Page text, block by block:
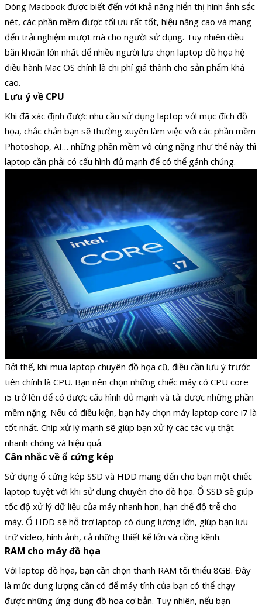
Dòng Macbook được biết đến với khả năng hiển thị hình ảnh sắc
nét, các phần mềm được tối ưu rất tốt, hiệu năng cao và mang
đến trải nghiệm mượt mà cho người sử dụng. Tuy nhiên điều
băn khoăn lớn nhất để nhiều người lựa chọn laptop đồ họa hệ
điều hành Mac OS chính là chi phí giá thành cho sản phẩm khá
cao.
Lưu ý về CPU
Khi đã xác định được nhu cầu sử dụng laptop với mục đích đồ
họa, chắc chắn bạn sẽ thường xuyên làm việc với các phần mềm
Photoshop, AI… những phần mềm vô cùng nặng như thế này thì
laptop cần phải có cấu hình đủ mạnh để có thể gánh chúng.
Bởi thế, khi mua laptop chuyên đồ họa cũ, điều cần lưu ý trước
tiên chính là CPU. Bạn nên chọn những chiếc máy có CPU core
i5 trở lên để có được cấu hình đủ mạnh và tải được những phần
mềm nặng. Nếu có điều kiện, bạn hãy chọn máy laptop core i7 là
tốt nhất. Chip xử lý mạnh sẽ giúp bạn xử lý các tác vụ thật
nhanh chóng và hiệu quả.
Cân nhắc về ổ cứng kép
Sử dụng ổ cứng kép SSD và HDD mang đến cho bạn một chiếc
laptop tuyệt vời khi sử dụng chuyên cho đồ họa. Ổ SSD sẽ giúp
tốc độ xử lý dữ liệu của máy nhanh hơn, hạn chế độ trễ cho
máy. Ổ HDD sẽ hỗ trợ laptop có dung lượng lớn, giúp bạn lưu
trữ video, hình ảnh, cả những thiết kế lớn và cồng kềnh.
RAM cho máy đồ họa
Với laptop đồ họa, bạn cần chọn thanh RAM tối thiểu 8GB. Đây
là mức dung lượng cần có để máy tính của bạn có thể chạy
được những ứng dụng đồ họa cơ bản. Tuy nhiên, nếu bạn